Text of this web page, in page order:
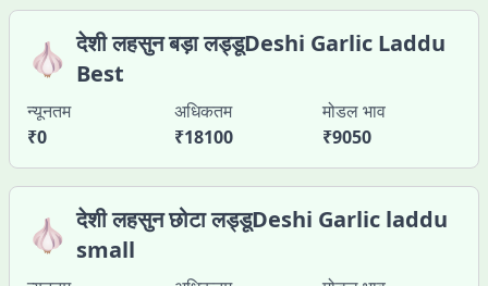
🧄 देशी लहसुन बड़ा लड्डूDeshi Garlic Laddu
Best
न्यूनतम
₹0
अधिकतम
₹18100
मोडल भाव
₹9050
🧄 देशी लहसुन छोटा लड्डूDeshi Garlic laddu
small